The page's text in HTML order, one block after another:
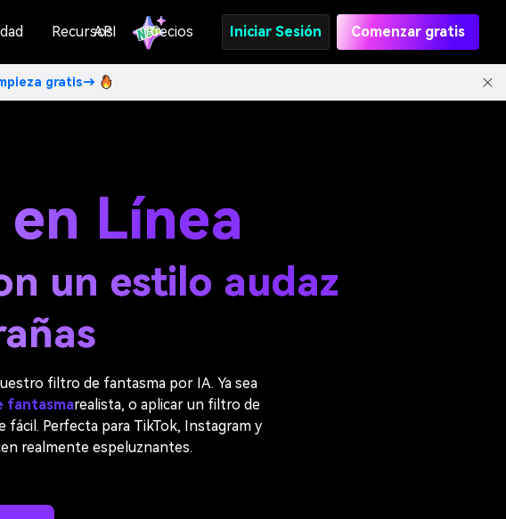
Recursos
API Precios Iniciar Sesión Comenzar gratis
gratis→
Línea
un estilo audaz
filtro de fantasma por IA. Ya sea
fantasmarealista, o aplicar un filtro de
Perfecta para TikTok, Instagram y
realmente espeluznantes.